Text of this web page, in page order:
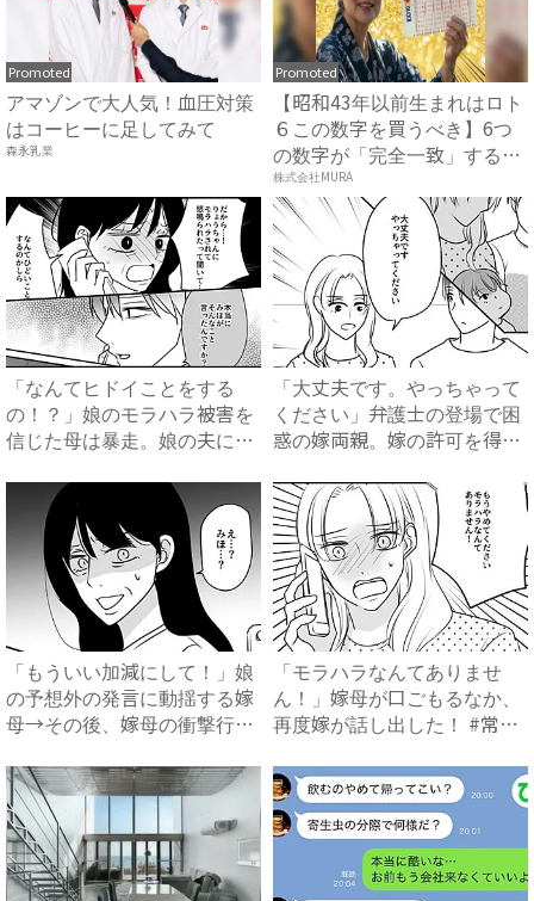
Promoted
アマゾンで大人気！血圧対策
はコーヒーに足してみて
森永乳業
Promoted
【昭和43年以前生まれはロト
６この数字を買うべき】6つ
の数字が「完全一致」する
方...
株式会社MURA
「なんてヒドイことをする
の！？」娘のモラハラ被害を
信じた母は暴走。娘の夫に電
「大丈夫です。やっちゃって
ください」弁護士の登場で困
惑の嫁両親。嫁の許可を得た
「もういい加減にして！」娘
の予想外の発言に動揺する嫁
母→その後、嫁母の衝撃行動
「モラハラなんてありませ
ん！」嫁母が口ごもるなか、
再度嫁が話し出した！ #常識